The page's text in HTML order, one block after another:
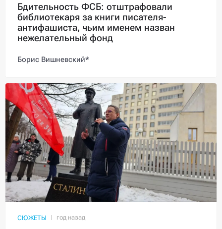
Бдительность ФСБ: отштрафовали
библиотекаря за книги писателя-
антифашиста, чьим именем назван
нежелательный фонд
Борис Вишневский*
СЮЖЕТЫ